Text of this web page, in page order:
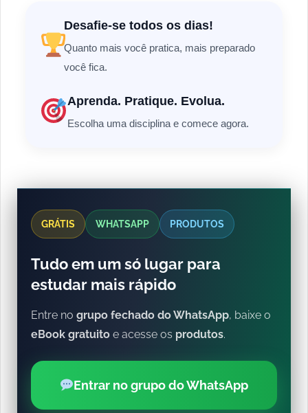
Desafie-se todos os dias!
Quanto mais você pratica, mais preparado
você fica.
Aprenda. Pratique. Evolua.
Escolha uma disciplina e comece agora.
GRÁTIS WHATSAPP PRODUTOS
Tudo em um só lugar para
estudar mais rápido
Entre no grupo fechado do WhatsApp, baixe o
eBook gratuito e acesse os produtos.
Entrar no grupo do WhatsApp